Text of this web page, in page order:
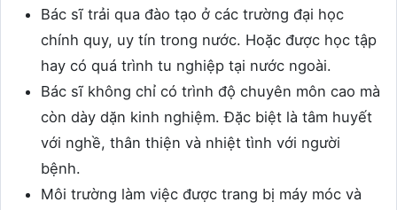
Bác sĩ trải qua đào tạo ở các trường đại học
chính quy, uy tín trong nước. Hoặc được học tập
hay có quá trình tu nghiệp tại nước ngoài.
Bác sĩ không chỉ có trình độ chuyên môn cao mà
còn dày dặn kinh nghiệm. Đặc biệt là tâm huyết
với nghề, thân thiện và nhiệt tình với người
bệnh.
Môi trường làm việc được trang bị máy móc và